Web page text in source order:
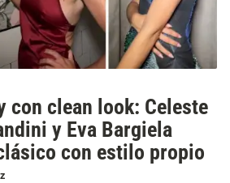
con clean look: Celeste
y Eva Bargiela
con estilo propio